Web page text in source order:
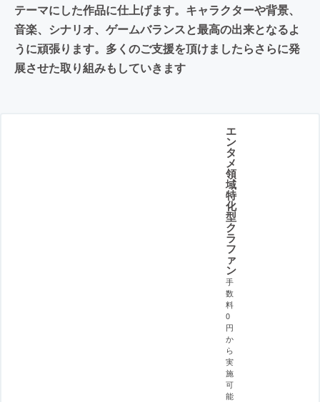
テーマにした作品に仕上げます。キャラクターや背景、
音楽、シナリオ、ゲームバランスと最高の出来となるよ
うに頑張ります。多くのご支援を頂けましたらさらに発
展させた取り組みもしていきます
エ
ン
タ
メ
領
域
特
化
型
ク
ラ
フ
ァ
ン
手
数
料
0
円
か
ら
実
施
可
能